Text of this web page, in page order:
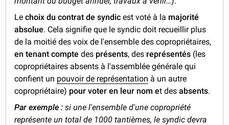
Lechoix du contrat de syndic est voté à la majorité
absolue. Cela signifie que le syndic doit recueillir plus
de la moitié des voix de l'ensemble des copropriétaires,
en tenant comptedes présents, des représentés (les
copropriétaires absents à l'assemblée générale qui
confient un pouvoir de représentation à un autre
copropriétaire) pour voter en leur nom et desabsents.
Par exemple :si une l'ensemble d'une copropriété
représente un total de 1000 tantièmes, le syndic devra